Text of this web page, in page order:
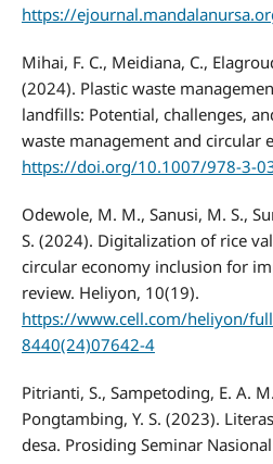
https://
Mihai, F. C., Meidiana, C.,
(2024). Plastic waste
landfills: Potential, challenges,
waste management and circular
https://doi.org/10.1007/978-3-
Odewole, M. M., Sanusi, M. S.,
S. (2024). Digitalization of rice
circular economy inclusion for
review. Heliyon, 10(19).
https://www.cell.com/heliyon/
8440(24)07642-4
Pitrianti, S., Sampetoding, E. A.
Pongtambing, Y. S. (2023).
desa. Prosiding Seminar